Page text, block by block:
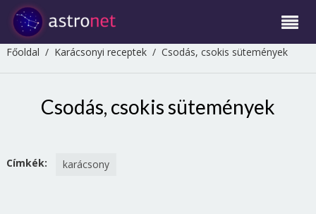
Főoldal / Karácsonyi receptek/ Csodás, csokis sütemények
Csodás, csokis sütemények
Címkék: karácsony